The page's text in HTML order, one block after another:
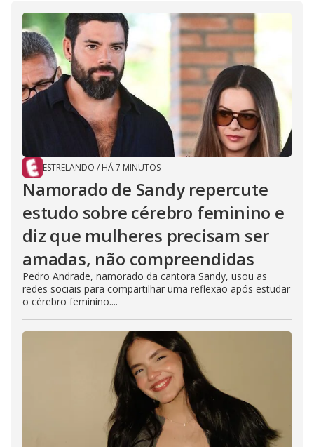
d
e
o
ESTRELANDO / HÁ 7 MINUTOS
Namorado de Sandy repercute
estudo sobre cérebro feminino e
diz que mulheres precisam ser
amadas, não compreendidas
Pedro Andrade, namorado da cantora Sandy, usou as
redes sociais para compartilhar uma reflexão após estudar
o cérebro feminino....